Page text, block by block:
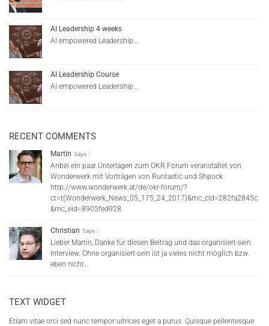
AI Leadership 4 weeks
AI empowered Leadership...
AI Leadership Course
AI empowered Leadership...
RECENT COMMENTS
Martin Says
Anbei ein paar Unterlagen zum OKR Forum veranstaltet von
Wonderwerk mit Vorträgen von Runtastic und Shpock
http://www.wonderwerk.at/de/okr-forum/?
ct=t(Wonderwerk_News_05_175_24_2017)&mc_cid=282fa2845c
&mc_eid=8905fed928
Christian Says
Lieber Martin, Danke für diesen Beitrag und das organisiert-sein
Interview. Ohne organisiert-sein ist ja vieles nicht möglich bzw.
eben nicht…
TEXT WIDGET
Etiam vitae orci sed nunc tempor ultrices eget a purus. Quisque pellentesque